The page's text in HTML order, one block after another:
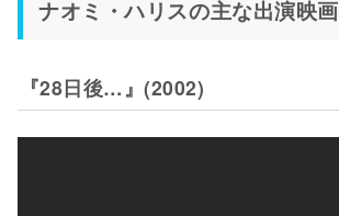
ナオミ・ハリスの主な出演映画
『28日後…』(2002)